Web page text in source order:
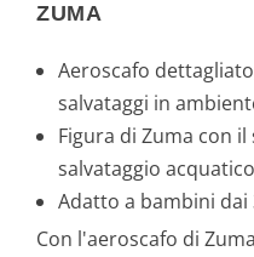
ZUMA
Aeroscafo
salvataggi in
Figura di Zuma con
salvataggio
Adatto a bambini dai
Con l'aeroscafo di